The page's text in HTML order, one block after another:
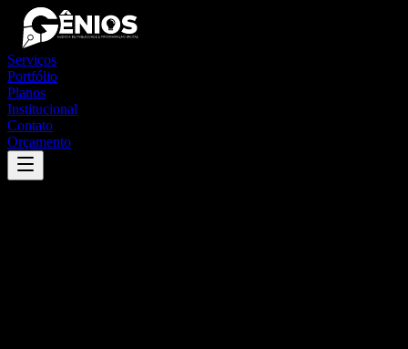
Serviços
Portfólio
Planos
Institucional
Contato
Orçamento